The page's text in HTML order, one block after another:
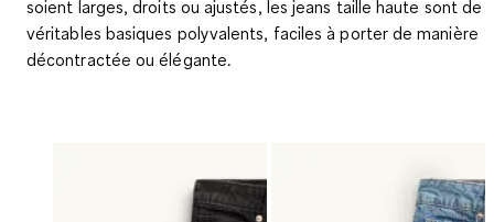
soient larges, droits ou ajustés, les jeans taille haute sont de
véritables basiques polyvalents, faciles à porter de manière
décontractée ou élégante.